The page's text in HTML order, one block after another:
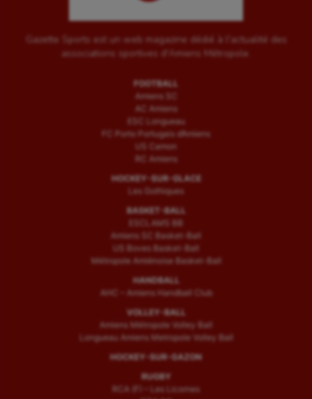
Gazette Sports est un web magazine dédié à l'actualité des
associations sportives d'Amiens Métropole.
FOOTBALL
Amiens SC
AC Amiens
ESC Longueau
FC Porto Portugais d’Amiens
US Camon
RC Amiens
HOCKEY-SUR-GLACE
Les Gothiques
BASKET-BALL
ESCLAMS BB
Amiens SC Basket-Ball
US Boves Basket-Ball
Métropole Amiénoise Basket-Ball
HANDBALL
AHC – Amiens Handball Club
VOLLEY-BALL
Amiens Métropole Volley Ball
Longueau Amiens Metropole Volley Ball
HOCKEY-SUR-GAZON
RUGBY
RCA (F) – Les Licornes